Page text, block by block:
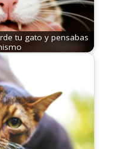
tu gato y pensabas